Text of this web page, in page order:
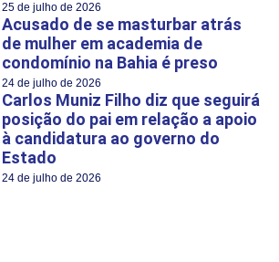
25 de julho de 2026
Acusado de se masturbar atrás
de mulher em academia de
condomínio na Bahia é preso
24 de julho de 2026
Carlos Muniz Filho diz que seguirá
posição do pai em relação a apoio
à candidatura ao governo do
Estado
24 de julho de 2026